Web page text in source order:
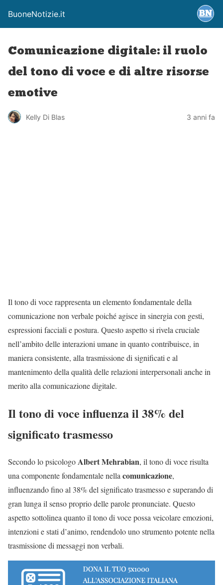
BuoneNotizie.it
Comunicazione digitale: il ruolo
del tono di voce e di altre risorse
emotive
Kelly Di Blas 3 anni fa
Il tono di voce rappresenta un elemento fondamentale della
comunicazione non verbale poiché agisce in sinergia con gesti,
espressioni facciali e postura. Questo aspetto si rivela cruciale
nell’ambito delle interazioni umane in quanto contribuisce, in
maniera consistente, alla trasmissione di significati e al
mantenimento della qualità delle relazioni interpersonali anche in
merito alla comunicazione digitale.
Il tono di voce influenza il 38% del
significato trasmesso
Secondo lo psicologoAlbert Mehrabian, il tono di voce risulta
una componente fondamentale nella comunicazione,
influenzando fino al 38% del significato trasmesso e superando di
gran lunga il senso proprio delle parole pronunciate. Questo
aspetto sottolinea quanto il tono di voce possa veicolare emozioni,
intenzioni e stati d’animo, rendendolo uno strumento potente nella
trasmissione di messaggi non verbali.